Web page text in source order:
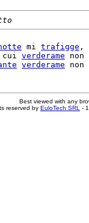
mi trafigge ,
cui
verderame
verderame
Best viewed with any
reserved by EuloTech SRL -